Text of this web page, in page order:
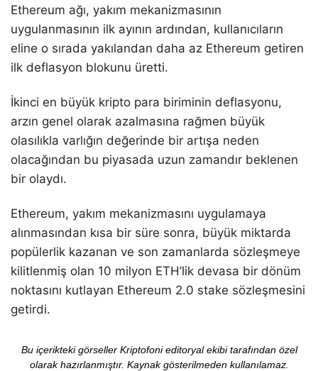
Ethereum ağı, yakım mekanizmasının
uygulanmasının ilk ayının ardından, kullanıcıların
eline o sırada yakılandan daha az Ethereum getiren
ilk deflasyon blokunu üretti.
İkinci en büyük kripto para biriminin deflasyonu,
arzın genel olarak azalmasına rağmen büyük
olasılıkla varlığın değerinde bir artışa neden
olacağından bu piyasada uzun zamandır beklenen
bir olaydı.
Ethereum, yakım mekanizmasını uygulamaya
alınmasından kısa bir süre sonra, büyük miktarda
popülerlik kazanan ve son zamanlarda sözleşmeye
kilitlenmiş olan 10 milyon ETH’lik devasa bir dönüm
noktasını kutlayan Ethereum 2.0 stake sözleşmesini
getirdi.
Bu içerikteki görseller Kriptofoni editoryal ekibi tarafından özel
olarak hazırlanmıştır. Kaynak gösterilmeden kullanılamaz.